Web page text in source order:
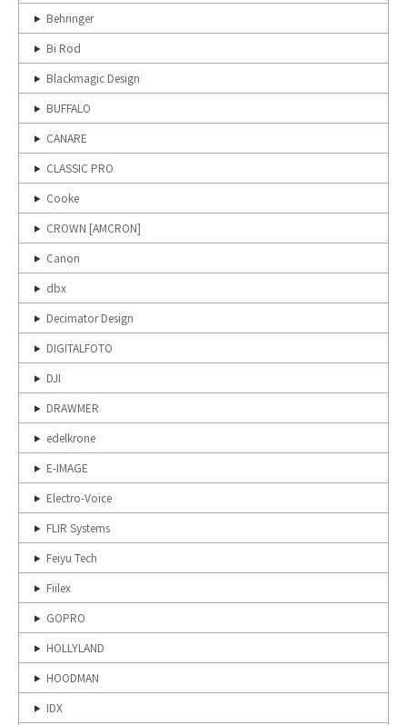
Behringer
Bi Rod
Blackmagic Design
BUFFALO
CANARE
CLASSIC PRO
Cooke
CROWN [AMCRON]
Canon
dbx
Decimator Design
DIGITALFOTO
DJI
DRAWMER
edelkrone
E-IMAGE
Electro-Voice
FLIR Systems
Feiyu Tech
Fiilex
GOPRO
HOLLYLAND
HOODMAN
IDX